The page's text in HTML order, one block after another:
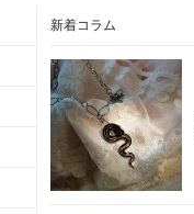
新着コラム